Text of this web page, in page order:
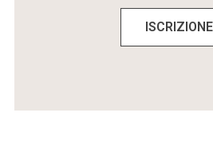
ISCRIZIONE